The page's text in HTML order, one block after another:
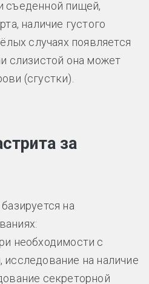
съеденной пищей,
наличие густого
случаях появляется
слизистой она может
(сгустки).
за
на
необходимости с
на наличие
секреторной